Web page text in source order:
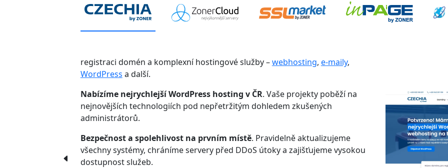
registraci domén a komplexní hostingové služby –webhosting, e-maily,
WordPress a další.
Nabízíme nejrychlejší WordPress hosting v ČR. Vaše projekty poběží na
nejnovějších technologiích pod nepřetržitým dohledem zkušených
administrátorů.
Bezpečnost a spolehlivost na prvním místě. Pravidelně aktualizujeme
všechny systémy, chráníme servery před DDoS útoky a zajišťujeme vysokou
dostupnost služeb.